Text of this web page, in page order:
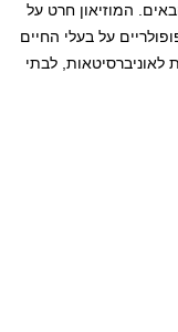
המוזיאון חרט על
על בעלי החיים
לאוניברסיטאות, לבתי